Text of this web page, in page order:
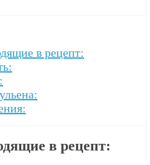
в рецепт:
в рецепт: